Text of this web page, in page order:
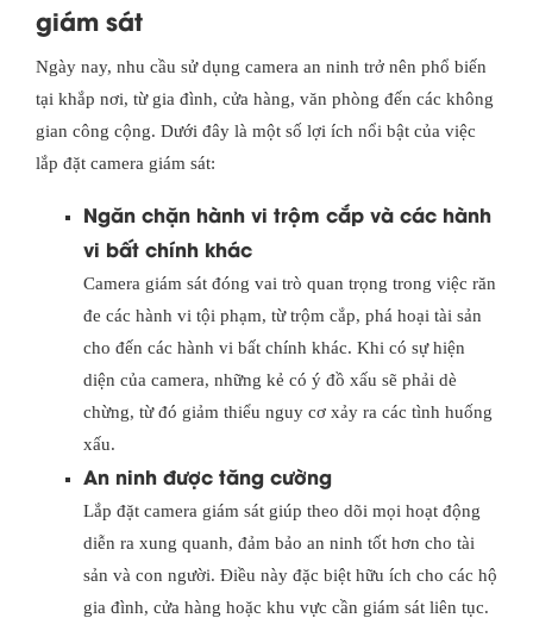
giám sát
Ngày nay, nhu cầu sử dụng camera an ninh trở nên phổ biến
tại khắp nơi, từ gia đình, cửa hàng, văn phòng đến các không
gian công cộng. Dưới đây là một số lợi ích nổi bật của việc
lắp đặt camera giám sát:
Ngăn chặn hành vi trộm cắp và các hành
vi bất chính khác
Camera giám sát đóng vai trò quan trọng trong việc răn
đe các hành vi tội phạm, từ trộm cắp, phá hoại tài sản
cho đến các hành vi bất chính khác. Khi có sự hiện
diện của camera, những kẻ có ý đồ xấu sẽ phải dè
chừng, từ đó giảm thiểu nguy cơ xảy ra các tình huống
xấu.
An ninh được tăng cường
Lắp đặt camera giám sát giúp theo dõi mọi hoạt động
diễn ra xung quanh, đảm bảo an ninh tốt hơn cho tài
sản và con người. Điều này đặc biệt hữu ích cho các hộ
gia đình, cửa hàng hoặc khu vực cần giám sát liên tục.